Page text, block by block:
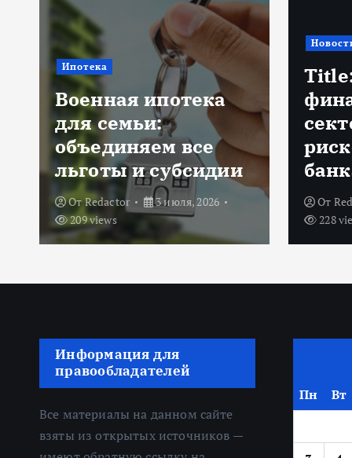
Ипотека
Военная ипотека
для семьи:
объединяем все
льготы и субсидии
ОтRedactor
3 июля, 2026
209 views
От
228
Информация для
правообладателей
Все материалы на данном сайте
взяты из открытых источников —
Пн Вт